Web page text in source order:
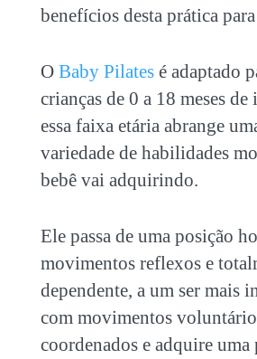
benefícios desta prática para
O Baby Pilatesé adaptado
crianças de 0 a 18 meses de
essa faixa etária abrange
variedade de habilidades
bebê vai adquirindo.
Ele passa de uma posição
movimentos reflexos e
dependente, a um ser mais
com movimentos
coordenados e adquire uma